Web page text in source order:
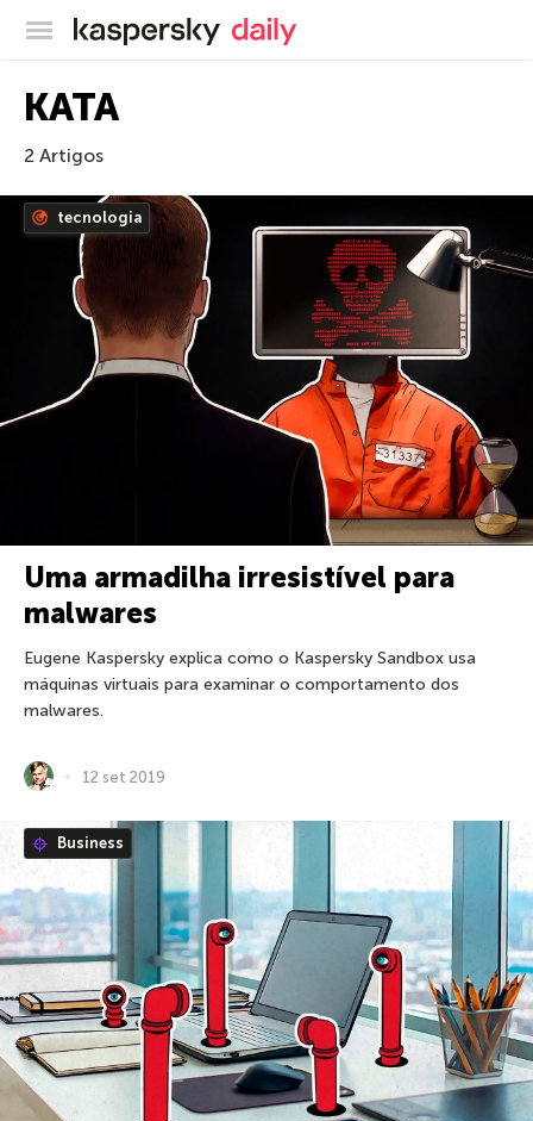
Blog oficial da Kaspersky
KATA
2 Artigos
tecnologia
Uma armadilha irresistível para
malwares
Eugene Kaspersky explica como o Kaspersky Sandbox usa
máquinas virtuais para examinar o comportamento dos
malwares.
12 set 2019
Business